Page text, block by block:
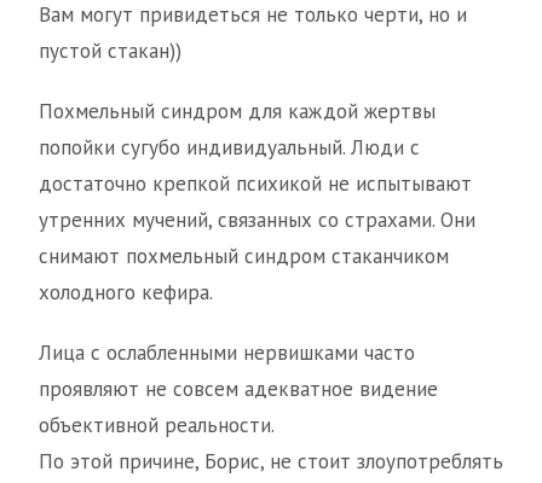
Вам могут привидеться не только черти, но и
пустой стакан))
Похмельный синдром для каждой жертвы
попойки сугубо индивидуальный. Люди с
достаточно крепкой психикой не испытывают
утренних мучений, связанных со страхами. Они
снимают похмельный синдром стаканчиком
холодного кефира.
Лица с ослабленными нервишками часто
проявляют не совсем адекватное видение
объективной реальности.
По этой причине, Борис, не стоит злоупотреблять